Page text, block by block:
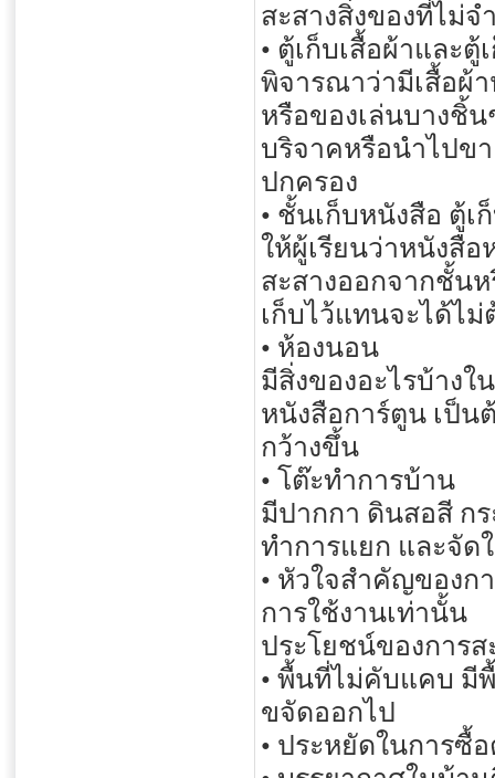
สะสางสิ่งของที่ไม่
• ตู้เก็บเสื้อผ้าและตู้
พิจารณาว่ามีเสื้อผ้า
หรือของเล่นบางชิ้
บริจาคหรือนำไปข
ปกครอง
• ชั้นเก็บหนังสือ ตู้เ
ให้ผู้เรียนว่าหนังสือ
สะสางออกจากชั้น
เก็บไว้แทนจะได้ไ
• ห้องนอน
มีสิ่งของอะไรบ้าง
หนังสือการ์ตูน เป็น
กว้างขึ้น
• โต๊ะทำการบ้าน
มีปากกา ดินสอสี ก
ทำการแยก และจัด
• หัวใจสำคัญของก
การใช้งานเท่านั้น
ประโยชน์ของการส
• พื้นที่ไม่คับแคบ มี
ขจัดออกไป
• ประหยัดในการซื้